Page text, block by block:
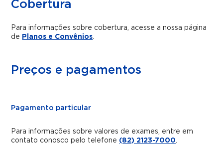
Cobertura
Para informações sobre cobertura, acesse a nossa página
de Planos e Convênios.
Preços e pagamentos
Pagamento particular
Para informações sobre valores de exames, entre em
contato conosco pelo telefone (82) 2123-7000.